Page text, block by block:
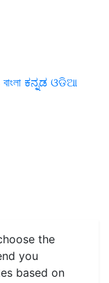
বাংলা ಕನ್ನಡ ଓଡିଆ
the
you
based on